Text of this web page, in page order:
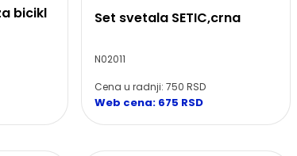
bicikl
Set svetala SETIC,crna
N02011
Cena u radnji: 750 RSD
Web cena: 675 RSD